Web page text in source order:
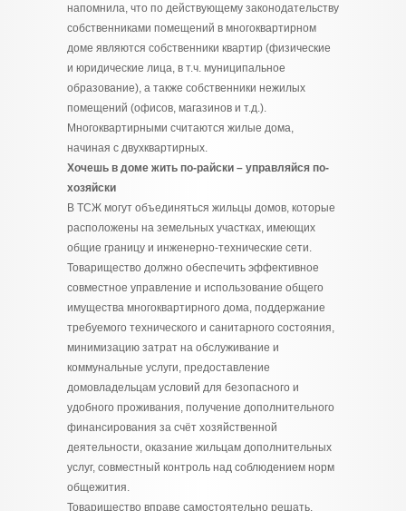
напомнила, что по действующему законодательству
собственниками помещений в многоквартирном
доме являются собственники квартир (физические
и юридические лица, в т.ч. муниципальное
образование), а также собственники нежилых
помещений (офисов, магазинов и т.д.).
Многоквартирными считаются жилые дома,
начиная с двухквартирных.
Хочешь в доме жить по-райски – управляйся по-
хозяйски
В ТСЖ могут объединяться жильцы домов, которые
расположены на земельных участках, имеющих
общие границу и инженерно-технические сети.
Товарищество должно обеспечить эффективное
совместное управление и использование общего
имущества многоквартирного дома, поддержание
требуемого технического и санитарного состояния,
минимизацию затрат на обслуживание и
коммунальные услуги, предоставление
домовладельцам условий для безопасного и
удобного проживания, получение дополнительного
финансирования за счёт хозяйственной
деятельности, оказание жильцам дополнительных
услуг, совместный контроль над соблюдением норм
общежития.
Товарищество вправе самостоятельно решать,